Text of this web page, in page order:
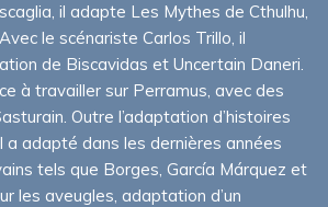
il adapte Les Mythes de Cthulhu,
le scénariste Carlos Trillo, il
de Biscavidas et Uncertain Daneri.
à travailler sur Perramus, avec des
Outre l’adaptation d’histoires
a adapté dans les dernières années
tels que Borges, García Márquez et
les aveugles, adaptation d’un